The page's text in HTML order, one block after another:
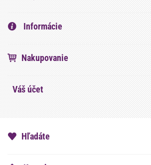
Informácie
Nakupovanie
Váš účet
Hľadáte